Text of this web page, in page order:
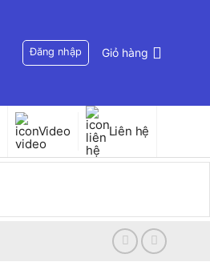
Đăng nhập Giỏ hàng
Video Liên hệ